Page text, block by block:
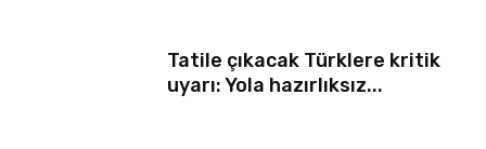
Tatile çıkacak Türklere kritik
uyarı: Yola hazırlıksız...